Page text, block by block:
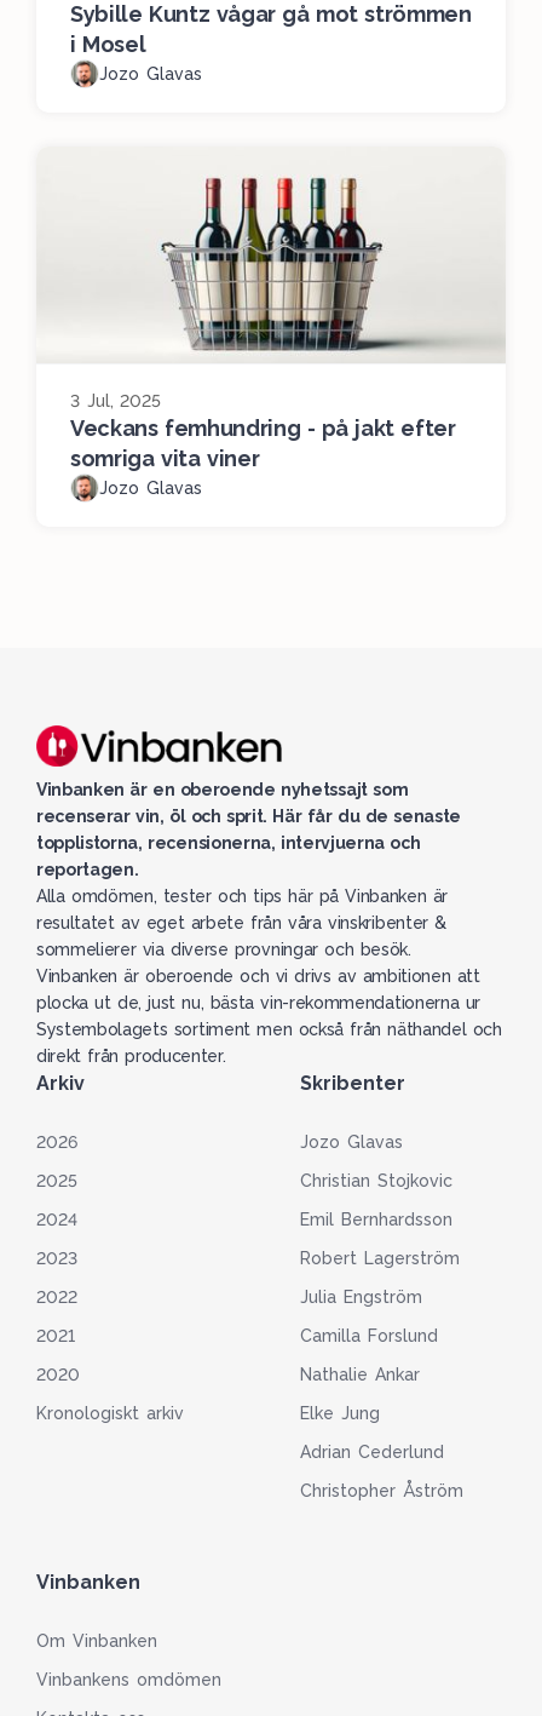
Sybille Kuntz vågar gå mot strömmen
i Mosel
Jozo Glavas
3 Jul, 2025
Veckans femhundring - på jakt efter
somriga vita viner
Jozo Glavas
Vinbanken är en oberoende nyhetssajt som
recenserar vin, öl och sprit. Här får du de senaste
topplistorna, recensionerna, intervjuerna och
reportagen.
Alla omdömen, tester och tips här på Vinbanken är
resultatet av eget arbete från våra vinskribenter &
sommelierer via diverse provningar och besök.
Vinbanken är oberoende och vi drivs av ambitionen att
plocka ut de, just nu, bästa vin-rekommendationerna ur
Systembolagets sortiment men också från näthandel och
direkt från producenter.
Arkiv
2026
2025
2024
2023
2022
2021
2020
Kronologiskt arkiv
Skribenter
Jozo Glavas
Christian Stojkovic
Emil Bernhardsson
Robert Lagerström
Julia Engström
Camilla Forslund
Nathalie Ankar
Elke Jung
Adrian Cederlund
Christopher Åström
Vinbanken
Om Vinbanken
Vinbankens omdömen